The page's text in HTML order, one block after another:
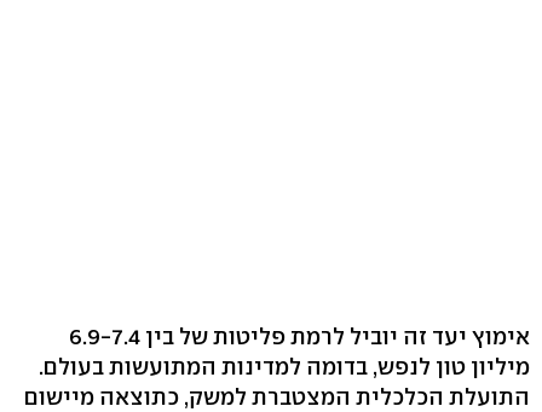
אימוץ יעד זה יוביל לרמת פליטות של בין 6.9-7.4
מיליון טון לנפש, בדומה למדינות המתועשות בעולם.
התועלת הכלכלית המצטברת למשק, כתוצאה מיישום